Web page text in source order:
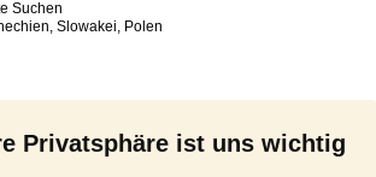
Privatsphäre ist uns wichtig
Suchen
, Slowakei, Polen